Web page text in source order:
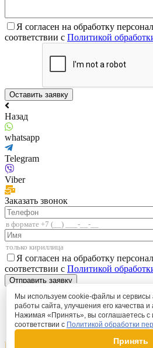
Я согласен на обработку
соответствии с Политикой
Назад
whatsapp
Telegram
Viber
Заказать звонок
Я согласен на обработку
соответствии с Политикой
Мы используем cookie-файлы и сервисы
работы сайта, улучшения его качества
Нажимая «Принять», вы соглашаетесь с
соответствии с Политикой обработки
Принять